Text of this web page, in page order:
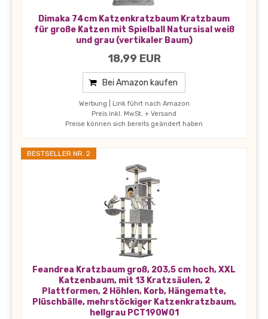
Dimaka 74cm Katzenkratzbaum Kratzbaum
für große Katzen mit Spielball Natursisal weiß
und grau (vertikaler Baum)
18,99 EUR
Bei Amazon kaufen
Werbung | Link führt nach Amazon
Preis inkl. MwSt. + Versand
Preise können sich bereits geändert haben
BESTSELLER NR. 2
Feandrea Kratzbaum groß, 203,5 cm hoch, XXL
Katzenbaum, mit 13 Kratzsäulen, 2
Plattformen, 2 Höhlen, Korb, Hängematte,
Plüschbälle, mehrstöckiger Katzenkratzbaum,
hellgrau PCT190W01